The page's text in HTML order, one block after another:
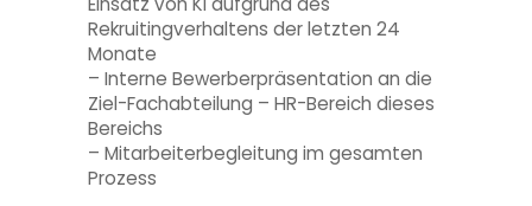
Rekruitingverhaltens der letzten 24
Monate
– Interne Bewerberpräsentation an die
Ziel-Fachabteilung – HR-Bereich dieses
Bereichs
– Mitarbeiterbegleitung im gesamten
Prozess